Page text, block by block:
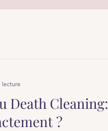
Death Cleaning:
?
lecture